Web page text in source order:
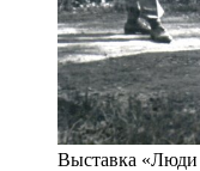
Выставка